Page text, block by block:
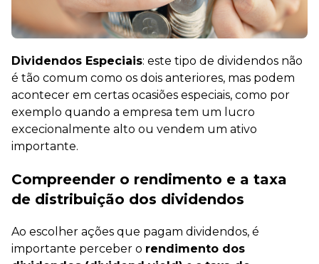
Dividendos Especiais: este tipo de dividendos não
é tão comum como os dois anteriores, mas podem
acontecer em certas ocasiões especiais, como por
exemplo quando a empresa tem um lucro
excecionalmente alto ou vendem um ativo
importante.
Compreender o rendimento e a taxa
de distribuição dos dividendos
Ao escolher ações que pagam dividendos, é
importante perceber o rendimento dos